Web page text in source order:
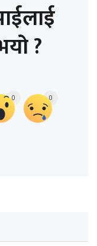
?
0 0